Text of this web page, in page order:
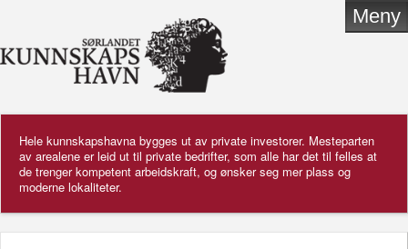
Meny
Hele kunnskapshavna bygges ut av private investorer. Mesteparten
av arealene er leid ut til private bedrifter, som alle har det til felles at
de trenger kompetent arbeidskraft, og ønsker seg mer plass og
moderne lokaliteter.